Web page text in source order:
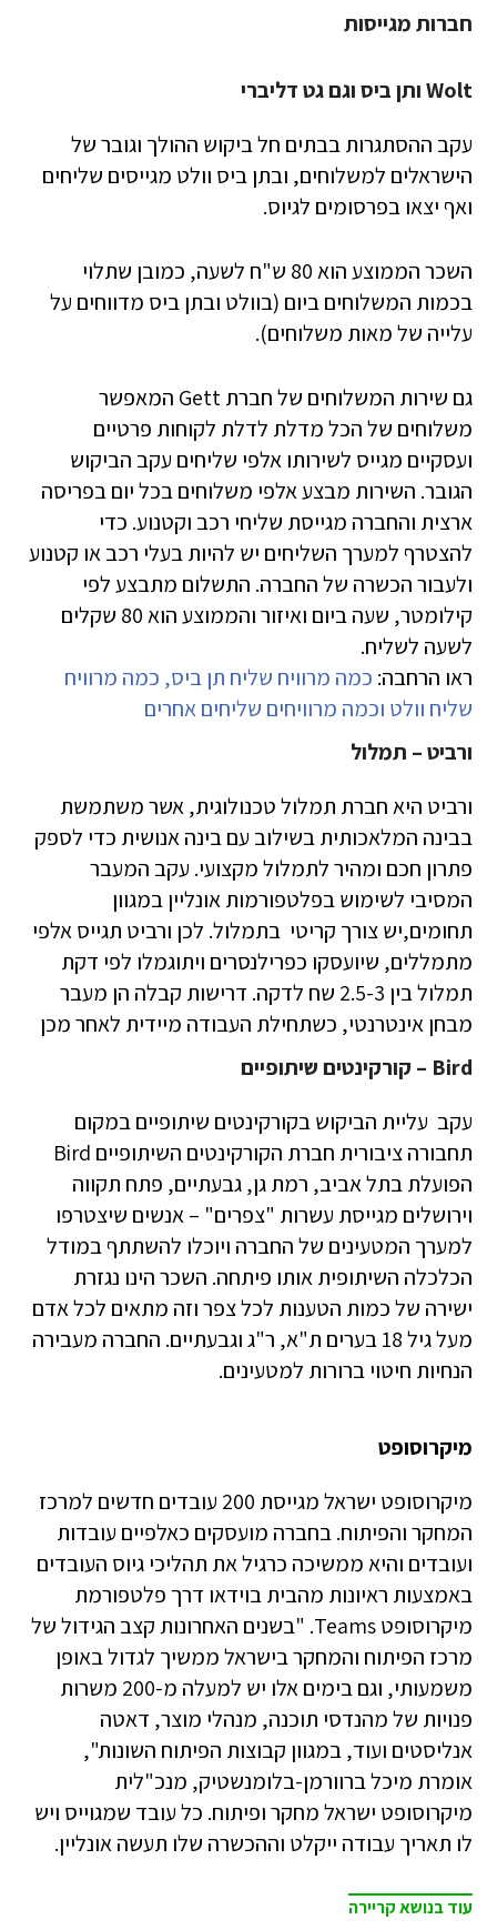
חברות מגייסות
Wolt ותן ביס וגם גט דליברי
עקב ההסתגרות בבתים חל ביקוש ההולך וגובר של
הישראלים למשלוחים, ובתן ביס וולט מגייסים שליחים
ואף יצאו בפרסומים לגיוס.
השכר הממוצע הוא 80 ש"ח לשעה, כמובן שתלוי
בכמות המשלוחים ביום (בוולט ובתן ביס מדווחים על
עלייה של מאות משלוחים).
גם שירות המשלוחים של חברת Gett המאפשר
משלוחים של הכל מדלת לדלת לקוחות פרטיים
ועסקיים מגייס לשירותו אלפי שליחים עקב הביקוש
הגובר. השירות מבצע אלפי משלוחים בכל יום בפריסה
ארצית והחברה מגייסת שליחי רכב וקטנוע. כדי
להצטרף למערך השליחים יש להיות בעלי רכב או קטנוע
ולעבור הכשרה של החברה. התשלום מתבצע לפי
קילומטר, שעה ביום ואיזור והממוצע הוא 80 שקלים
לשעה לשליח.
ראו הרחבה: כמה מרוויח שליח תן ביס, כמה מרוויח
שליח וולט וכמה מרוויחים שליחים אחרים
ורביט – תמלול
ורביט היא חברת תמלול טכנולוגית, אשר משתמשת
בבינה המלאכותית בשילוב עם בינה אנושית כדי לספק
פתרון חכם ומהיר לתמלול מקצועי. עקב המעבר
המסיבי לשימוש בפלטפורמות אונליין במגוון
תחומים,יש צורך קריטי בתמלול. לכן ורביט תגייס אלפי
מתמללים, שיועסקו כפרילנסרים ויתוגמלו לפי דקת
תמלול בין 2.5-3 שח לדקה. דרישות קבלה הן מעבר
מבחן אינטרנטי, כשתחילת העבודה מיידית לאחר מכן
Bird – קורקינטים שיתופיים
עקב עליית הביקוש בקורקינטים שיתופיים במקום
תחבורה ציבורית חברת הקורקינטים השיתופיים Bird
הפועלת בתל אביב, רמת גן, גבעתיים, פתח תקווה
וירושלים מגייסת עשרות "צפרים" – אנשים שיצטרפו
למערך המטעינים של החברה ויוכלו להשתתף במודל
הכלכלה השיתופית אותו פיתחה. השכר הינו נגזרת
ישירה של כמות הטענות לכל צפר וזה מתאים לכל אדם
מעל גיל 18 בערים ת"א, ר"ג וגבעתיים. החברה מעבירה
הנחיות חיטוי ברורות למטעינים.
מיקרוסופט
מיקרוסופט ישראל מגייסת 200 עובדים חדשים למרכז
המחקר והפיתוח. בחברה מועסקים כאלפיים עובדות
ועובדים והיא ממשיכה כרגיל את תהליכי גיוס העובדים
באמצעות ראיונות מהבית בוידאו דרך פלטפורמת
מיקרוסופט Teams. "בשנים האחרונות קצב הגידול של
מרכז הפיתוח והמחקר בישראל ממשיך לגדול באופן
משמעותי, וגם בימים אלו יש למעלה מ-200 משרות
פנויות של מהנדסי תוכנה, מנהלי מוצר, דאטה
אנליסטים ועוד, במגוון קבוצות הפיתוח השונות",
אומרת מיכל ברוורמן-בלומנשטיק, מנכ"לית
מיקרוסופט ישראל מחקר ופיתוח. כל עובד שמגוייס ויש
לו תאריך עבודה ייקלט וההכשרה שלו תעשה אונליין.
עוד בנושא קריירה